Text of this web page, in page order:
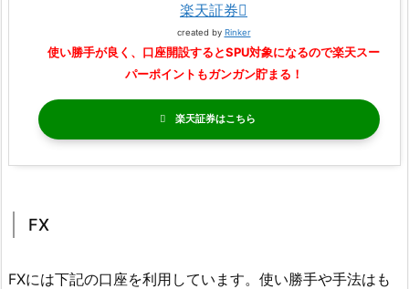
楽天証券
created by Rinker
使い勝手が良く、口座開設するとSPU対象になるので楽天スー
パーポイントもガンガン貯まる！
楽天証券
FX
FXには下記の口座を利用しています。使い勝手や手法はも